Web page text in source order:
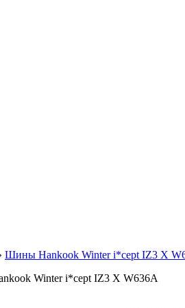
Шины Hankook Winter i*cept IZ3 X
Winter i*cept IZ3 X W636A